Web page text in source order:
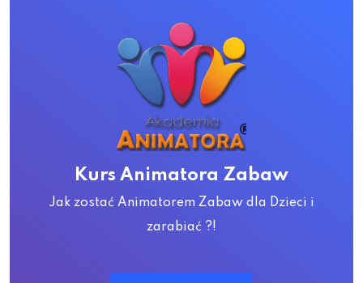
Kurs Animatora Zabaw
Jak zostać Animatorem Zabaw dla Dzieci i
zarabiać ?!